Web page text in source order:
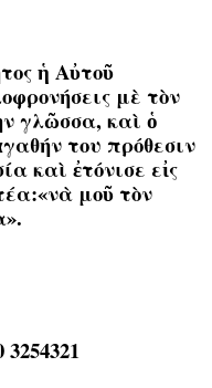
ἡ Αὐτοῦ
μὲ τὸν
γλῶσσα, καὶ ὁ
του πρόθεσιν
καὶ ἐτόνισε εἰς
μοῦ τὸν